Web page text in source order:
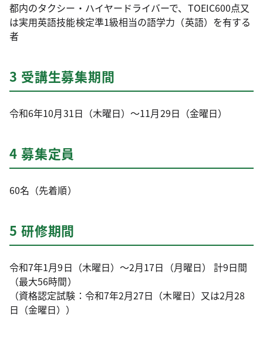
都内のタクシー・ハイヤードライバーで、TOEIC600点又
は実用英語技能検定準1級相当の語学力（英語）を有する
者
3 受講生募集期間
令和6年10月31日（木曜日）～11月29日（金曜日）
4 募集定員
60名（先着順）
5 研修期間
令和7年1月9日（木曜日）～2月17日（月曜日） 計9日間
（最大56時間）
（資格認定試験：令和7年2月27日（木曜日）又は2月28
日（金曜日））